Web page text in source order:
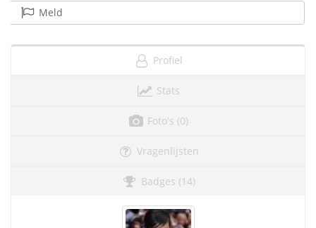
Meld
Profiel
Stats
Foto's (0)
Vragenlijsten
Badges (14)